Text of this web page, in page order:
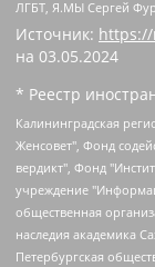
ЛГБТ, Я.МЫ Сергей
Источник:
на 03.05.2024
* Реестр
Калининградская региональная общественная организация "Экозащита!-Женсовет", Фонд содействия защите прав и свобод граждан "Общественный вердикт", Фонд "Институт Развития Свободы Информации", Частное учреждение "Информационное агентство МЕМО. РУ", Региональная общественная организация "Общественная комиссия по сохранению наследия академика Сахарова", Фонд поддержки свободы прессы, Санкт-Петербургская общественная правозащитная организация "Гражданский контроль", Межрегиональная общественная организация "Информационно-просветительский центр "Мемориал", Региональный Фонд "Центр Защиты Прав Средств Массовой Информации", с 05.12.2023 Фонд "Центр Защиты Прав Средств массовой информации", Региональная общественная благотворительная организация помощи беженцам и мигрантам "Гражданское содействие", Негосударственное образовательное учреждение дополнительного профессионального образования (повышение квалификации) специалистов "АКАДЕМИЯ ПО ПРАВАМ ЧЕЛОВЕКА", Свердловская региональная общественная организация "Сутяжник", Автономная некоммерческая организация "Центр независимых социологических исследований", Союз общественных объединений "Российский исследовательский центр по правам человека", Региональное общественное учреждение научно-информационный центр "МЕМОРИАЛ", Некоммерческая организация "Фонд защиты гласности", Автономная некоммерческая организация "Институт прав человека", Городская общественная организация "Екатеринбургское общество "МЕМОРИАЛ", Городская общественная организация "Рязанское историко-просветительское и правозащитное общество "Мемориал" (Рязанский Мемориал), Челябинский региональный орган общественной самодеятельности – женское общественное объединение "Женщины Евразии", Челябинский региональный орган общественной самодеятельности "Уральская правозащитная группа", Фонд содействия защите здоровья и социальной справедливости имени Андрея Рылькова, Автономная Некоммерческая Организация "Аналитический Центр Юрия Левады", Автономная некоммерческая организация социальной поддержки населения "Проект Апрель", Региональная общественная организация помощи женщинам и детям, находящимся в кризисной ситуации "Информационно-методический центр "Анна", Фонд содействия развитию массовых коммуникаций и правовому просвещению "Так-так-Так", Фонд содействия устойчивому развитию "Серебряная тайга", Свердловский региональный общественный фонд социальных проектов "Новое время", "Idel.Реалии", Кавказ.Реалии, Крым.Реалии, Телеканал Настоящее Время, Татаро-башкирская служба Радио Свобода (Azatliq Radiosi), Радио Свободная Европа/Радио Свобода (PCE/PC), "Сибирь.Реалии", "Фактограф", Благотворительный фонд помощи осужденным и их семьям, Автономная некоммерческая организация "Институт глобализации и социальных движений", Фонд "В защиту прав заключенных", Частное учреждение "Центр поддержки и содействия развитию средств массовой информации", Пензенский региональный общественный благотворительный фонд "Гражданский союз", "Север.Реалии", Некоммерческая